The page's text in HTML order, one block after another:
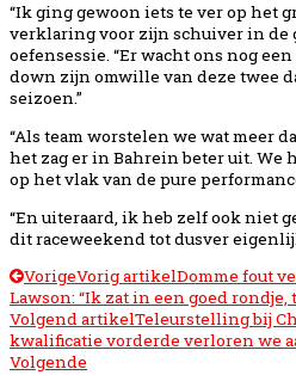
“Ik ging gewoon iets te ver op het
verklaring voor zijn schuiver in de
oefensessie. “Er wacht ons nog
down zijn omwille van deze twee
seizoen.”
“Als team worstelen we wat meer
het zag er in Bahrein beter uit.
op het vlak van de pure
“En uiteraard, ik heb zelf ook niet
dit raceweekend tot dusver
VorigeVorig artikelDomme fout
Lawson: “Ik zat in een goed rondje,
Volgend artikelTeleurstelling bij
kwalificatie vorderde verloren we
Volgende